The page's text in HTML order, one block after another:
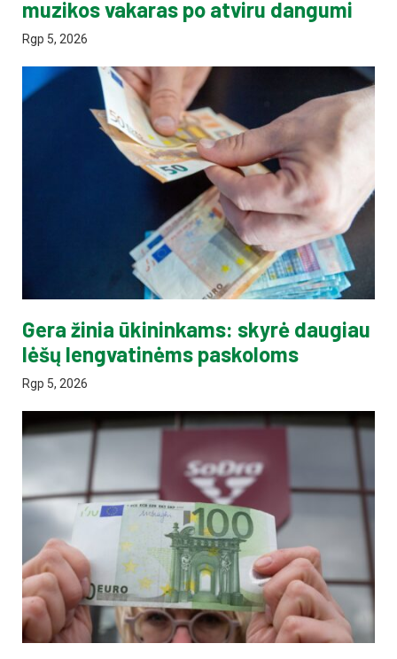
muzikos vakaras po atviru dangumi
Rgp 5, 2026
Gera žinia ūkininkams: skyrė daugiau
lėšų lengvatinėms paskoloms
Rgp 5, 2026